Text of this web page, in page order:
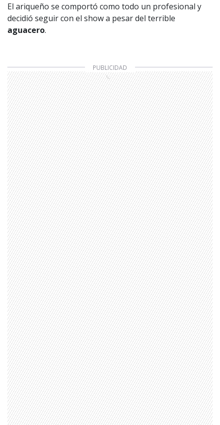
El ariqueño se comportó como todo un profesional y
decidió seguir con el show a pesar del terrible
aguacero.